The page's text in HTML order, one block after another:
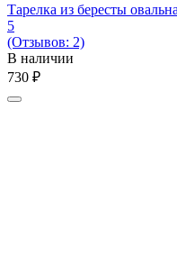
Тарелка из бересты
5
(Отзывов: 2)
В наличии
‍730‍ ₽